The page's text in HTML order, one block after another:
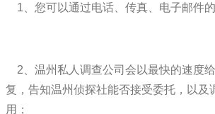
1、您可以通过电话、传真、电子邮件的
2、温州私人调查公司会以最快的速度
复，告知温州侦探社能否接受委托，以及
用；